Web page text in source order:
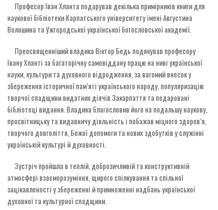
Професор Іван Хланта подарував декілька примірників книги для
наукової бібліотеки Карпатського університету імені Августина
Волошина та Ужгородської української богословської академії.
Преосвященніший владика Віктор Бедь подякував професору
Івану Хланті за багаторічну самовіддану працю на ниві української
науки, культури та духовного відродження, за вагомий внесок у
збереження історичної пам’яті українського народу, популяризацію
творчої спадщини видатних діячів Закарпаття та подаровані
бібліотеці видання. Владика благословив його на подальшу наукову,
просвітницьку та видавничу діяльність і побажав міцного здоров’я,
творчого довголіття, Божої допомоги та нових здобутків у служінні
українській культурі й духовності.
Зустріч пройшла в теплій, доброзичливій та конструктивній
атмосфері взаєморозуміння, щирого спілкування та спільної
зацікавленості у збереженні й примноженні надбань української
духовної та культурної спадщини.